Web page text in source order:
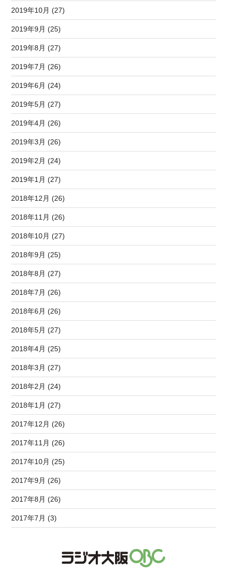
2019年10月 (27)
2019年9月 (25)
2019年8月 (27)
2019年7月 (26)
2019年6月 (24)
2019年5月 (27)
2019年4月 (26)
2019年3月 (26)
2019年2月 (24)
2019年1月 (27)
2018年12月 (26)
2018年11月 (26)
2018年10月 (27)
2018年9月 (25)
2018年8月 (27)
2018年7月 (26)
2018年6月 (26)
2018年5月 (27)
2018年4月 (25)
2018年3月 (27)
2018年2月 (24)
2018年1月 (27)
2017年12月 (26)
2017年11月 (26)
2017年10月 (25)
2017年9月 (26)
2017年8月 (26)
2017年7月 (3)